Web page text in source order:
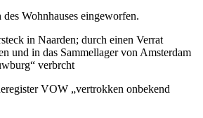
Wohnhauses eingeworfen.
in Naarden; durch einen Verrat
und in das Sammellager von Amsterdam
verbrcht
VOW „vertrokken onbekend